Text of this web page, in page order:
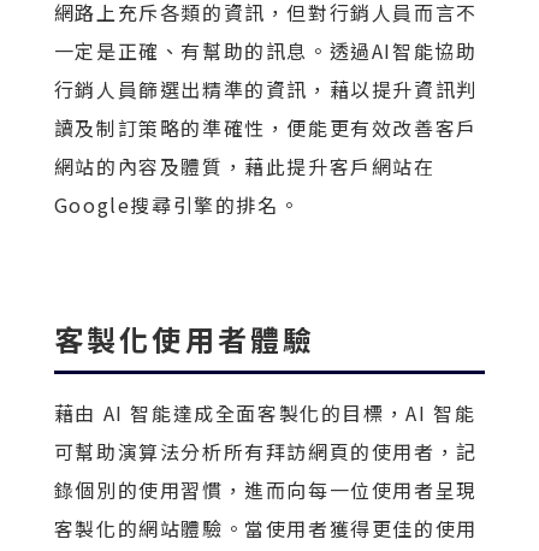
網路上充斥各類的資訊，但對行銷人員而言不
一定是正確、有幫助的訊息。透過AI智能協助
行銷人員篩選出精準的資訊，藉以提升資訊判
讀及制訂策略的準確性，便能更有效改善客戶
網站的內容及體質，藉此提升客戶網站在
Google搜尋引擎的排名。
客製化使用者體驗
藉由 AI 智能達成全面客製化的目標，AI 智能
可幫助演算法分析所有拜訪網頁的使用者，記
錄個別的使用習慣，進而向每一位使用者呈現
客製化的網站體驗。當使用者獲得更佳的使用